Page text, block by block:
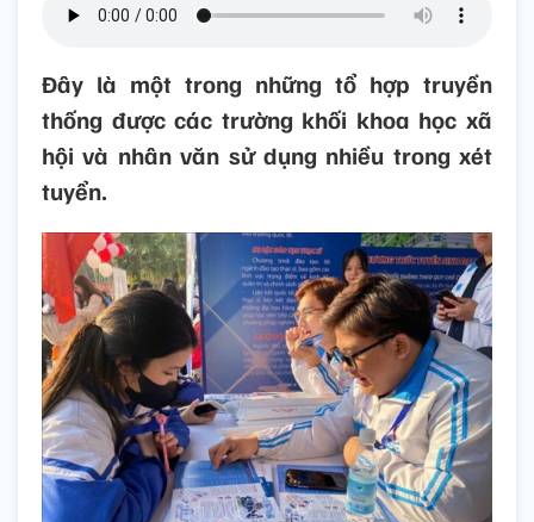
Đây là một trong những tổ hợp truyền
thống được các trường khối khoa học xã
hội và nhân văn sử dụng nhiều trong xét
tuyển.